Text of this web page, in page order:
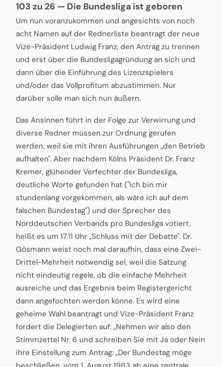
103 zu 26 — Die Bundesliga ist geboren
Um nun voranzukommen und angesichts von noch
acht Namen auf der Rednerliste beantragt der neue
Vize-Präsident Ludwig Franz, den Antrag zu trennen
und erst über die Bundesligagründung an sich und
dann über die Einführung des Lizenzspielers
und/oder das Vollprofitum abzustimmen. Nur
darüber solle man sich nun äußern.
Das Ansinnen führt in der Folge zur Verwirrung und
diverse Redner müssen zur Ordnung gerufen
werden, weil sie mit ihren Ausführungen „den Betrieb
aufhalten". Aber nachdem Kölns Präsident Dr. Franz
Kremer, glühender Verfechter der Bundesliga,
deutliche Worte gefunden hat ("Ich bin mir
stundenlang vorgekommen, als wäre ich auf dem
falschen Bundestag") und der Sprecher des
Norddeutschen Verbands pro Bundesliga votiert,
heißt es um 17.11 Uhr „Schluss mit der Debatte". Dr.
Gösmann weist noch mal daraufhin, dass eine Zwei-
Drittel-Mehrheit notwendig sei, weil die Satzung
nicht eindeutig regele, ob die einfache Mehrheit
ausreiche und das Ergebnis beim Registergericht
dann angefochten werden könne. Es wird eine
geheime Wahl beantragt und Vize-Präsident Franz
fordert die Delegierten auf: „Nehmen wir also den
Stimmzettel Nr. 6 und schreiben Sie mit Ja oder Nein
ihre Einstellung zum Antrag: „Der Bundestag möge